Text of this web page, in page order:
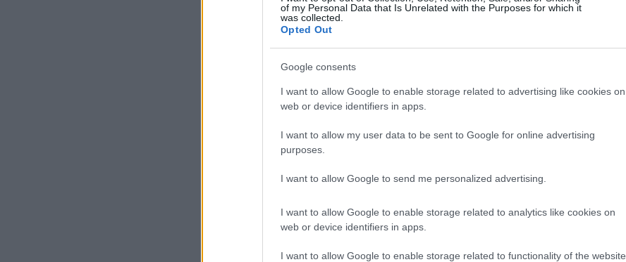
of my Personal Data that Is Unrelated with the Purposes for which it
was collected.
Opted Out
Google consents
I want to allow Google to enable storage related to advertising like cookies on
web or device identifiers in apps.
I want to allow my user data to be sent to Google for online advertising
purposes.
I want to allow Google to send me personalized advertising.
I want to allow Google to enable storage related to analytics like cookies on
web or device identifiers in apps.
I want to allow Google to enable storage related to functionality of the website